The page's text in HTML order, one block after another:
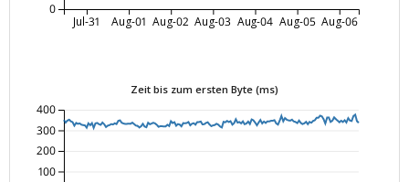
Jul-31 Aug-01 Aug-02 Aug-03 Aug-04 Aug-05 Aug-06
0
Zeit bis zum ersten Byte (ms)
100
200
300
400